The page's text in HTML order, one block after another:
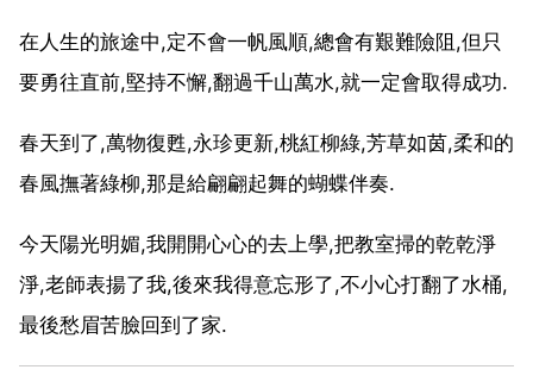
在人生的旅途中,定不會一帆風順,總會有艱難險阻,但只
要勇往直前,堅持不懈,翻過千山萬水,就一定會取得成功.
春天到了,萬物復甦,永珍更新,桃紅柳綠,芳草如茵,柔和的
春風撫著綠柳,那是給翩翩起舞的蝴蝶伴奏.
今天陽光明媚,我開開心心的去上學,把教室掃的乾乾淨
淨,老師表揚了我,後來我得意忘形了,不小心打翻了水桶,
最後愁眉苦臉回到了家.